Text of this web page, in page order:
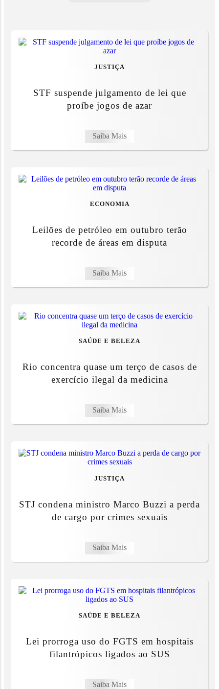
JUSTIÇA
STF suspende julgamento de lei que
proíbe jogos de azar
Saiba Mais
ECONOMIA
Leilões de petróleo em outubro terão
recorde de áreas em disputa
Saiba Mais
SAÚDE E BELEZA
Rio concentra quase um terço de casos de
exercício ilegal da medicina
Saiba Mais
JUSTIÇA
STJ condena ministro Marco Buzzi a perda
de cargo por crimes sexuais
Saiba Mais
SAÚDE E BELEZA
Lei prorroga uso do FGTS em hospitais
filantrópicos ligados ao SUS
Saiba Mais